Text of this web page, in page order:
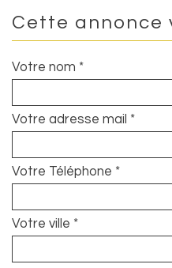
Cette
Votre nom *
Votre adresse mail *
Votre Téléphone *
Votre ville *